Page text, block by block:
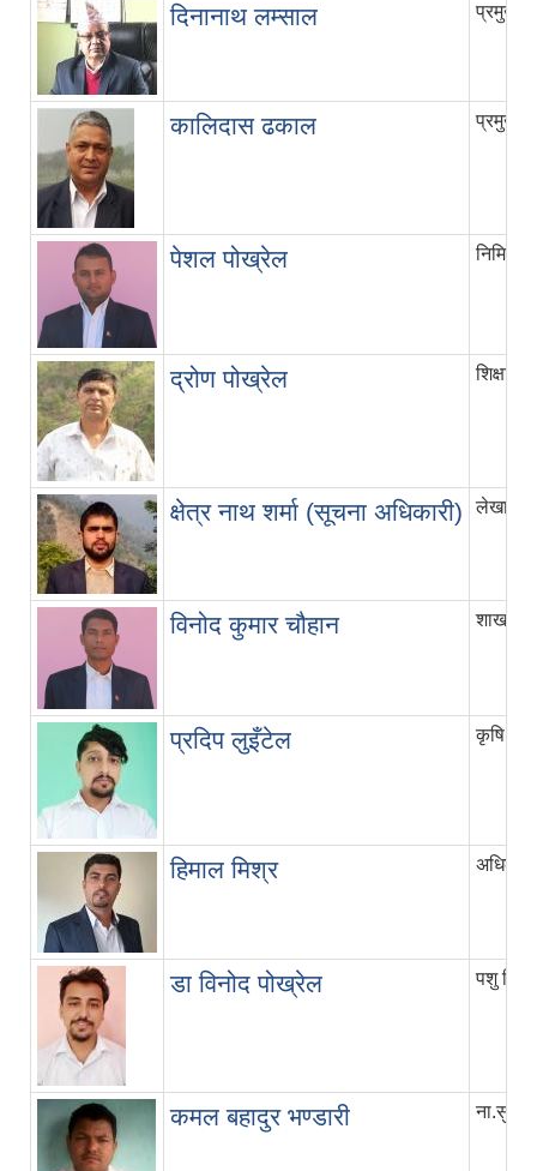
दिनानाथ लम्साल प्रमुख
कालिदास ढकाल प्रमुख
पेशल पोख्रेल निमित्त
द्रोण पोख्रेल शिक्षा
क्षेत्र नाथ शर्मा (सूचना अधिकारी) लेखा
विनोद कुमार चौहान शाखा
प्रदिप लुइँटेल कृषि
हिमाल मिश्र अधिकृत
डा विनोद पोख्रेल पशु
कमल बहादुर भण्डारी ना.सु